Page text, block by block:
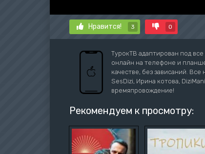
Нравится! 3 0
ТурокТВ адаптирован под
онлайн на телефоне и
качестве, без зависаний.
SesDizi, Ирина котова,
времяпровождение!
Рекомендуем к просмотру: